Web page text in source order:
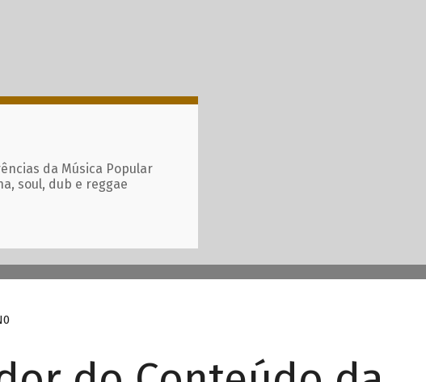
da Música Popular
soul, dub e reggae